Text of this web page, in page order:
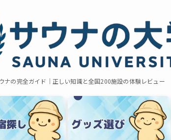
ナの完全ガイド｜正しい知識と全国200施設の体験レビュー